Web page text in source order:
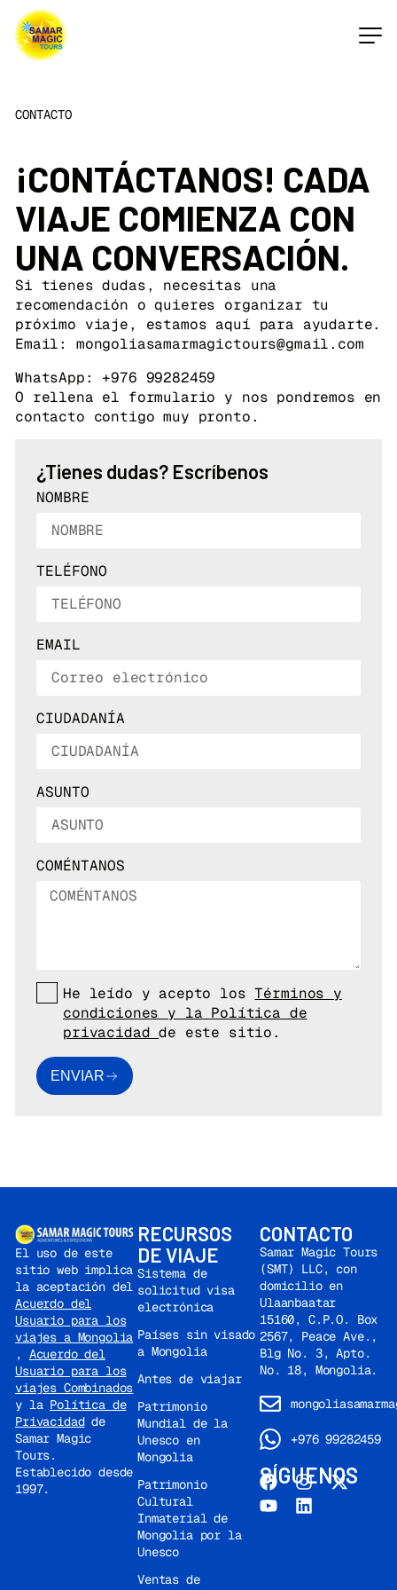
CONTACTO
¡CONTÁCTANOS! CADA
VIAJE COMIENZA CON
UNA CONVERSACIÓN.
Si tienes dudas, necesitas una
recomendación o quieres organizar tu
próximo viaje, estamos aquí para ayudarte.
Email: mongoliasamarmagictours@gmail.com
WhatsApp: +976 99282459
O rellena el formulario y nos pondremos en
contacto contigo muy pronto.
¿Tienes dudas? Escríbenos
NOMBRE
TELÉFONO
EMAIL
CIUDADANÍA
ASUNTO
COMÉNTANOS
He leído y acepto losTérminos y
condiciones y la Política de
privacidadde este sitio.
ENVIAR
El uso de este
sitio web implica
la aceptación del
Acuerdo del
Usuario para los
viajes a Mongolia
, Acuerdo del
Usuario para los
viajes Combinados
y la Política de
Privacidadde
Samar Magic
Tours.
Establecido desde
1997.
RECURSOS
DE VIAJE
Sistema de
solicitud visa
electrónica
Países sin visado
a Mongolia
Antes de viajar
Patrimonio
Mundial de la
Unesco en
Mongolia
Patrimonio
Cultural
Inmaterial de
Mongolia por la
Unesco
Ventas de
CONTACTO
Samar Magic Tours
(SMT) LLC, con
domicilio en
Ulaanbaatar
15160, C.P.O. Box
2567, Peace Ave.,
Blg No. 3, Apto.
No. 18, Mongolia.
+976 99282459
SÍGUENOS